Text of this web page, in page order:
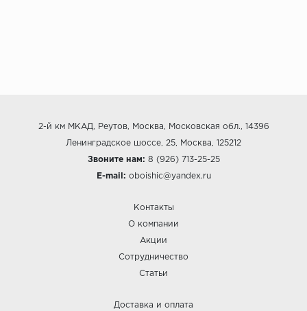
2-й км МКАД, Реутов, Москва, Московская обл., 14396
Ленинградское шоссе, 25, Москва, 125212
Звоните нам: 8 (926) 713-25-25
E-mail: oboishic@yandex.ru
Контакты
О компании
Акции
Сотрудничество
Статьи
Доставка и оплата